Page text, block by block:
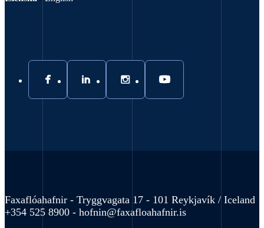
Faxaflóahafnir - Tryggvagata 17 - 101 Reykjavík / Iceland
+354 525 8900 - hofnin@faxafloahafnir.is